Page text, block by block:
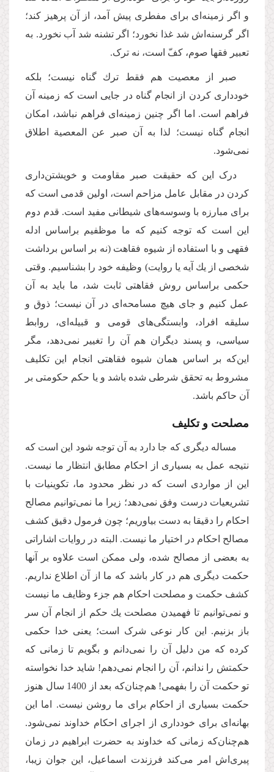
و اگر زمینه‌ای برای مفطری پیش آمد،‌ از آن پرهیز کند؛
اگر گرسنه‌اش شد غذا نخورد؛ اگر تشنه شد آب نخورد. به
تعبیر فقها صوم، کفّ است، نه ترک.
صبر از معصیت هم فقط ترك گناه نیست؛ بلكه
خودداری كردن از انجام گناه در جایی است كه زمینه آن
فراهم است. اما اگر چنین زمینه‌ای فراهم نباشد، امكان
انجام گناه نیست؛ لذا به آن صبر عن المعصیة اطلاق
نمی‌شود.
درک این که حقیقت صبر مقاومت و خویشتن‌داری
کردن در مقابل عامل مزاحم است، اولین قدمی است که
برای مبارزه با وسوسه‌های شیطانی مفید است. قدم دوم
این است كه توجه كنیم كه ما موظفیم براساس ادله
فقهی و با استفاده از شیوه فقاهت (نه بر اساس برداشت
شخصی از یك آیه یا روایت) وظیفه خود را بشناسیم. وقتی
حکمی براساس روش فقاهتی ثابت شد، ما باید به آن
عمل کنیم و جای هیچ مسامحه‌ای در آن نیست؛ ذوق و
سلیقه افراد، وابستگی‌های قومی و قبیله‌ای، روابط
سیاسی، و پسند دیگران هم آن را تغییر نمی‌دهد، مگر
این‌كه بر اساس همان شیوه فقاهتی انجام این تكلیف
مشروط به تحقق شرطی شده باشد و یا حکم حکومتی بر
آن حاکم باشد.
مصلحت و تكلیف
مساله دیگری كه جا دارد به آن توجه شود این است که
نتیجه عمل به بسیاری از احکام مطابق انتظار ما نیست.
این از مواردی است كه در نظر محدود ما، تکوینیات با
تشریعیات درست وفق نمی‌‌دهد؛ زیرا ما نمی‌‌توانیم مصالح
احکام را دقیقا به دست بیاوریم؛ چون فرمول دقیق كشف
مصالح احكام در اختیار ما نیست. البته در روایات اشاراتی
به بعضی از مصالح شده، ولی ممكن است علاوه بر آنها
حکمت دیگری هم در كار باشد که ما از آن اطلاع نداریم.
كشف حكمت و مصلحت احكام هم جزء وظایف ما نیست
و نمی‌توانیم تا فهمیدن مصلحت یك حكم از انجام آن سر
باز بزنیم. این كار‌ نوعی شرک است؛ یعنی خدا حکمی
كرده كه من دلیل آن را نمی‌دانم و بگویم تا زمانی كه
حكمتش را ندانم، آن را انجام نمی‌دهم! شاید خدا نخواسته
تو حكمت آن را بفهمی! هم‌چنان‌كه بعد از 1400 سال هنوز
حكمت بسیاری از احکام برای ما روشن نیست. اما این
بهانه‌ای برای خودداری از اجرای احكام خداوند نمی‌شود.
هم‌چنان‌كه زمانی كه خداوند به حضرت ابراهیم در زمان
پیری‌اش امر می‌كند فرزندت اسماعیل، این جوان زیبا،